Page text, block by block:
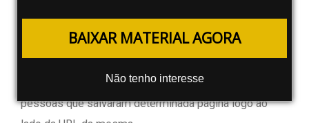
BAIXAR MATERIAL AGORA
Não tenho interesse
De acordo com oblog Tech Crunch, o buscador Yahoo!
está integrando oDeliciousaos seus resultados de
busca. O buscador está relacionando o número de
pessoas que salvaram determinada página logo ao